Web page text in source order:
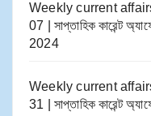
Weekly current
07 | সাপ্তাহিক কারেন্ট
2024
Weekly current
31 | সাপ্তাহিক কারেন্ট